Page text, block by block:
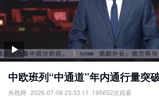
中欧班列“中通道”年内通行量突
央视网 2026-07-06 23:33:11 195652次观看